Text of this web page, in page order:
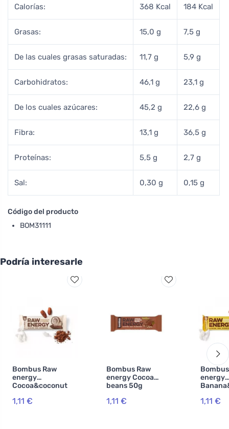
Calorías: 368 Kcal 184 Kcal
Grasas: 15,0 g 7,5 g
De las cuales grasas saturadas: 11,7 g 5,9 g
Carbohidratos: 46,1 g 23,1 g
De los cuales azúcares: 45,2 g 22,6 g
Fibra: 13,1 g 36,5 g
Proteínas: 5,5 g 2,7 g
Sal: 0,30 g 0,15 g
Código del producto
BOM31111
Podría interesarle
Bombus Raw
energy
Cocoa&coconut
1,11 €
Bombus Raw
energy Cocoa
beans 50g
1,11 €
energy
1,11 €